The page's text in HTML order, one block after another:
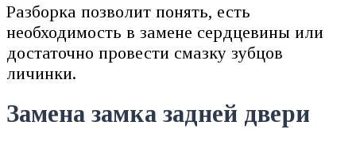
Разборка позволит понять, есть
необходимость в замене сердцевины или
достаточно провести смазку зубцов
личинки.
Замена замка задней двери